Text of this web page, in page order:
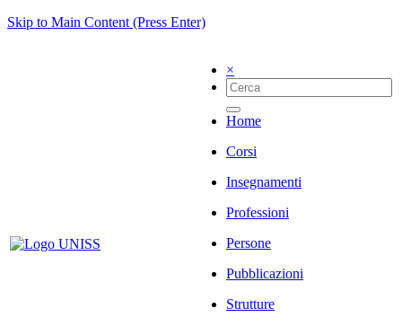
Skip to Main Content (Press Enter)
×
Home
Corsi
Insegnamenti
Professioni
Persone
Pubblicazioni
Strutture